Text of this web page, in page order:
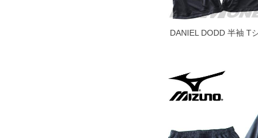
DANIEL DODD 半袖 T